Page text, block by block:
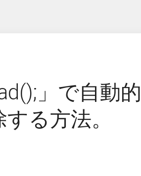
」で自動
る方法。